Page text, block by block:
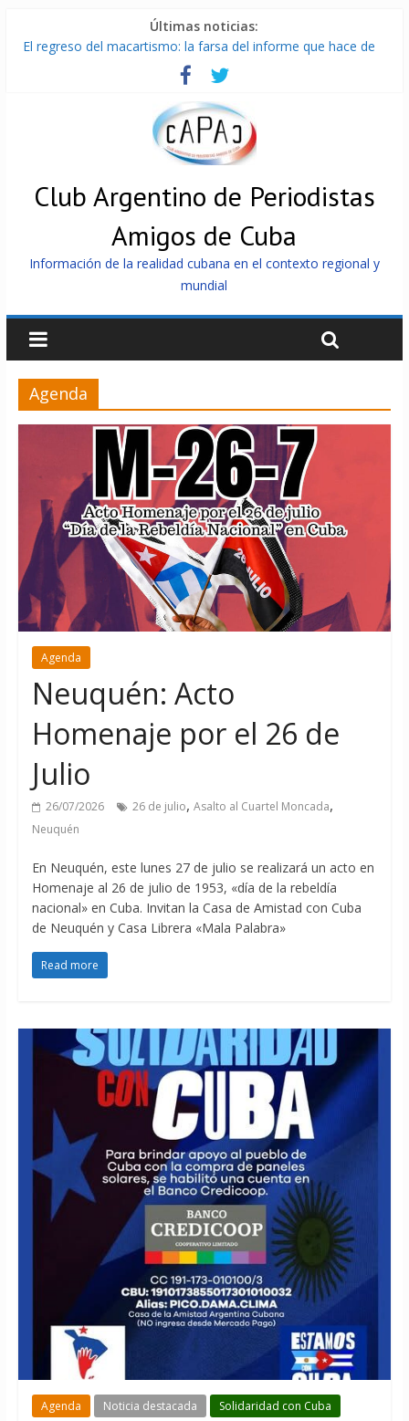
Últimas noticias:
El regreso del macartismo: la farsa del informe que hace de
Milei firmó memorándum con EE.UU sin informarlo
China presenta robots que pueden razonar, moverse y asistir
La Habana avanza en reconexión tras nuevo apagón
Más de 7 000 contenedores impedidos de llegar a Cuba
Club Argentino de Periodistas
Amigos de Cuba
Información de la realidad cubana en el contexto regional y
mundial
Agenda
Agenda
Neuquén: Acto
Homenaje por el 26 de
Julio
26/07/2026 26 de julio, Asalto al Cuartel Moncada,
Neuquén
En Neuquén, este lunes 27 de julio se realizará un acto en
Homenaje al 26 de julio de 1953, «día de la rebeldía
nacional» en Cuba. Invitan la Casa de Amistad con Cuba
de Neuquén y Casa Librera «Mala Palabra»
Read more
Agenda Noticia destacada Solidaridad con Cuba